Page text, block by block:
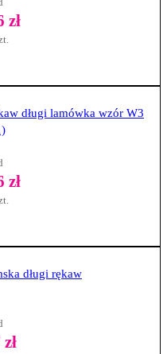
zł
długi lamówka wzór W3
zł
długi rękaw